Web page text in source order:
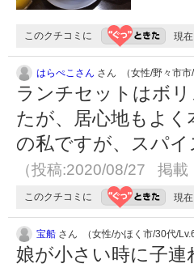
このクチコミに 現在
はらぺこさん さん （女性/野々市市/
ランチセットはボ
たが、居心地もよ
の私ですが、スパ
（投稿:2020/08/27 掲載
このクチコミに 現在
宝船 さん （女性/かほく市/30代/
娘が小さい時に子